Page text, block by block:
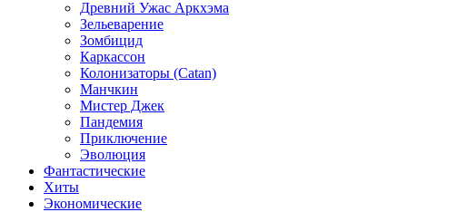
Древний Ужас Аркхэма
Зельеварение
Зомбицид
Каркассон
Колонизаторы (Catan)
Манчкин
Мистер Джек
Пандемия
Приключение
Эволюция
Фантастические
Хиты
Экономические